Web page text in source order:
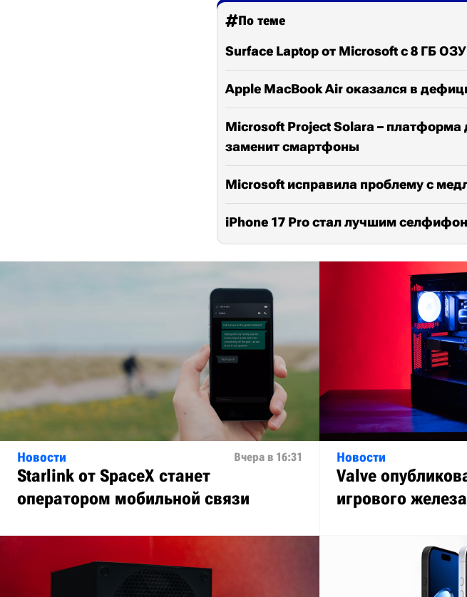
По теме
Surface Laptop от Microsoft с 8 ГБ
Apple MacBook Air оказался в
Microsoft Project Solara –
заменит смартфоны
Microsoft исправила проблему с
iPhone 17 Pro стал лучшим
Новости Вчера в 16:31
Starlink от SpaceX станет
оператором мобильной связи
Новости
Valve
игрового